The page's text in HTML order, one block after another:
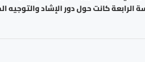
الرابعة كانت حول دور الإشاد والتوجيه